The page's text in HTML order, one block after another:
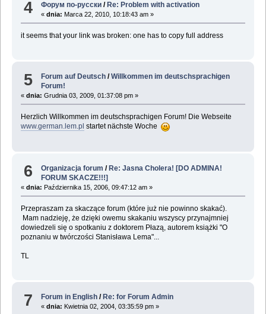
4 Форум по-русски /Re: Problem with activation
«dnia: Marca 22, 2010, 10:18:43 am »
it seems that your link was broken: one has to copy full address
5 Forum auf Deutsch /Willkommen im deutschsprachigen
Forum!
« dnia: Grudnia 03, 2009, 01:37:08 pm »
Herzlich Willkommen im deutschsprachigen Forum! Die Webseite
www.german.lem.pl startet nächste Woche
6 Organizacja forum /Re: Jasna Cholera! [DO ADMINA!
FORUM SKACZE!!!]
« dnia: Października 15, 2006, 09:47:12 am »
Przepraszam za skaczące forum (które już nie powinno skakać).
Mam nadzieję, że dzięki owemu skakaniu wszyscy przynajmniej
dowiedzeli się o spotkaniu z doktorem Płazą, autorem książki "O
poznaniu w twórczości Stanisława Lema"...
TL
7 Forum in English / Re: for Forum Admin
«dnia: Kwietnia 02, 2004, 03:35:59 pm »